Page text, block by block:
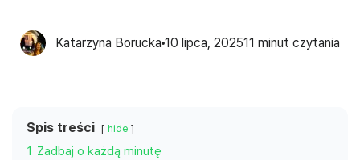
Katarzyna Borucka 10 lipca, 202511 minut czytania
Spis treści hide
1 Zadbaj o każdą minutę